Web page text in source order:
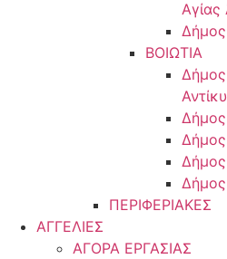
Αγίας
ΒΟΙΩΤΙΑ
Δήμος
ΠΕΡΙΦΕΡΙΑΚΕΣ
ΑΓΓΕΛΙΕΣ
ΑΓΟΡΑ ΕΡΓΑΣΙΑΣ